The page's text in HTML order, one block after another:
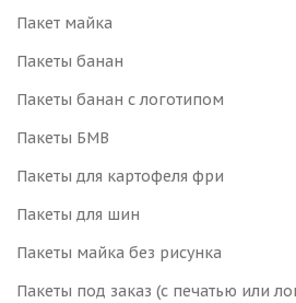
Пакет майка
Пакеты банан
Пакеты банан с логотипом
Пакеты БМВ
Пакеты для картофеля фри
Пакеты для шин
Пакеты майка без рисунка
Пакеты под заказ (с печатью или